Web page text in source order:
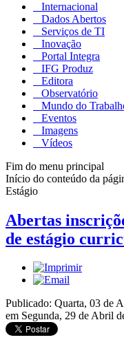
Internacional
Dados Abertos
Serviços de TI
Inovação
Portal Integra
IFG Produz
Editora
Observatório
Mundo do
Eventos
Imagens
Vídeos
Fim do menu principal
Início do conteúdo da
Estágio
Abertas
de estágio
Publicado: Quarta, 03 de
em Segunda, 29 de Abril